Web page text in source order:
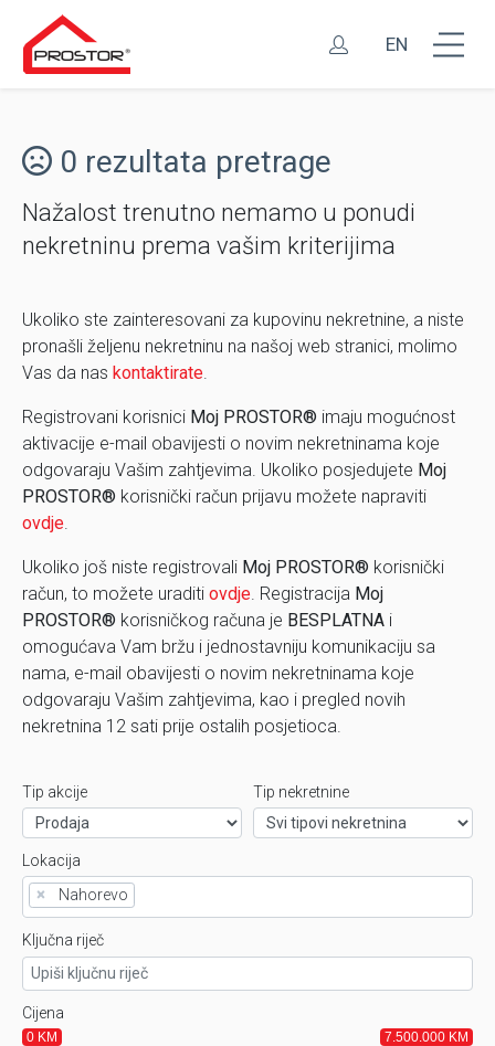
EN
0 rezultata pretrage
Nažalost trenutno nemamo u ponudi
nekretninu prema vašim kriterijima
Ukoliko ste zainteresovani za kupovinu nekretnine, a niste
pronašli željenu nekretninu na našoj web stranici, molimo
Vas da nas kontaktirate.
Registrovani korisnici Moj PROSTOR® imaju mogućnost
aktivacije e-mail obavijesti o novim nekretninama koje
odgovaraju Vašim zahtjevima. Ukoliko posjedujete Moj
PROSTOR® korisnički račun prijavu možete napraviti
ovdje.
Ukoliko još niste registrovali Moj PROSTOR® korisnički
račun, to možete uraditi ovdje. Registracija Moj
PROSTOR® korisničkog računa je BESPLATNA i
omogućava Vam bržu i jednostavniju komunikaciju sa
nama, e-mail obavijesti o novim nekretninama koje
odgovaraju Vašim zahtjevima, kao i pregled novih
nekretnina 12 sati prije ostalih posjetioca.
Tip akcije Tip nekretnine
Lokacija
×
Nahorevo
Ključna riječ
Cijena
0 KM 7.500.000 KM